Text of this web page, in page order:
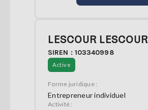
LESCOUR LESCOUR
SIREN : 103340998
Active
Forme juridique :
Entrepreneur individuel
Activité :